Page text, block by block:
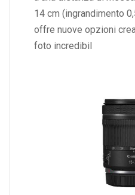
14 cm (ingrandimento
offre nuove opzioni
foto incredibil